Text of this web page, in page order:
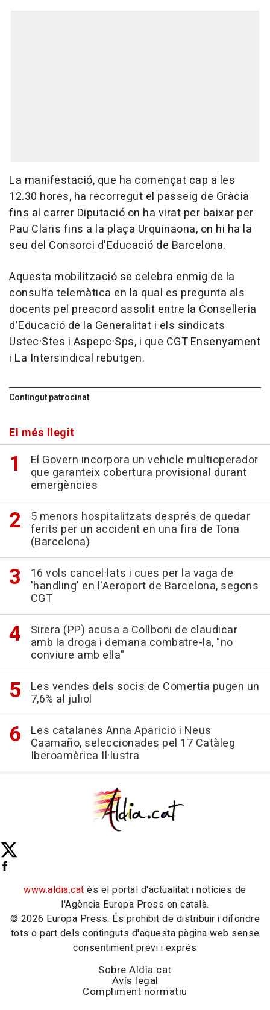
La manifestació, que ha començat cap a les
12.30 hores, ha recorregut el passeig de Gràcia
fins al carrer Diputació on ha virat per baixar per
Pau Claris fins a la plaça Urquinaona, on hi ha la
seu del Consorci d'Educació de Barcelona.
Aquesta mobilització se celebra enmig de la
consulta telemàtica en la qual es pregunta als
docents pel preacord assolit entre la Conselleria
d'Educació de la Generalitat i els sindicats
Ustec·Stes i Aspepc·Sps, i que CGT Ensenyament
i La Intersindical rebutgen.
Contingut patrocinat
El més llegit
El Govern incorpora un vehicle multioperador
que garanteix cobertura provisional durant
emergències
5 menors hospitalitzats després de quedar
ferits per un accident en una fira de Tona
(Barcelona)
16 vols cancel·lats i cues per la vaga de
'handling' en l'Aeroport de Barcelona, segons
CGT
Sirera (PP) acusa a Collboni de claudicar
amb la droga i demana combatre-la, "no
conviure amb ella"
Les vendes dels socis de Comertia pugen un
7,6% al juliol
Les catalanes Anna Aparicio i Neus
Caamaño, seleccionades pel 17 Catàleg
Iberoamèrica Il·lustra
www.aldia.cat és el portal d'actualitat i notícies de
l'Agència Europa Press en català.
© 2026 Europa Press. És prohibit de distribuir i difondre
tots o part dels continguts d'aquesta pàgina web sense
consentiment previ i exprés
Sobre Aldia.cat
Avís legal
Compliment normatiu